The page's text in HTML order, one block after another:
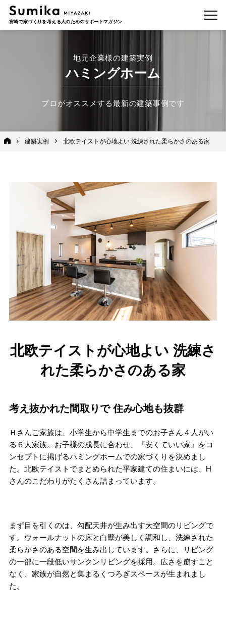
宮崎で家づくりを考える人のためのサポートマガジン
地元企業様の建築実例
ハミングホーム
プロがオススメする最新の建築事例です
建築実例 北欧テイストが心地よい 洗練された柔らかさのある家
北欧テイストが心地よい 洗練さ
れた柔らかさのある家
考え抜かれた間取りで 住み心地も抜群
Ｈさんご家族は、小学生から中学生までのお子さん４人がい
る６人家族。お子様の成長に合わせ、『安くていい家』をコ
ンセプトに掲げるハミングホームでの家づくりを決めまし
た。北欧テイストでまとめられた平家建ての住まいには、H
さんのこだわりがたくさん詰まっています。
まず目を引くのは、勾配天井が生み出す大空間のリビングで
す。ウォールナットの床と白壁が美しく調和し、洗練された
柔らかさのある空間を生み出しています。さらに、リビング
の一部に一段低いサンクンリビングを採用。広さを崩すこと
なく、家族が自然と集まるくつろぎスペースが生まれまし
た。